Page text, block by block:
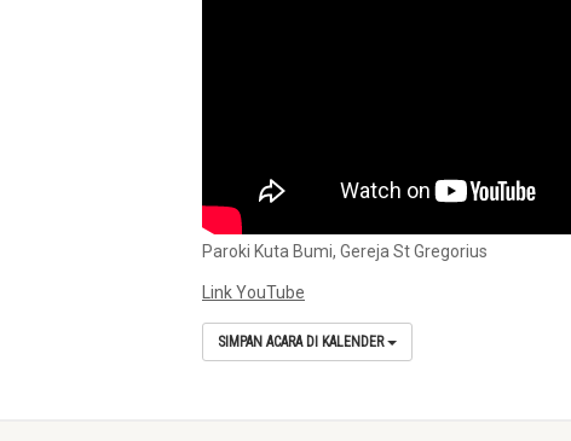
Paroki Kuta Bumi, Gereja St Gregorius
Link YouTube
SIMPAN ACARA DI KALENDER